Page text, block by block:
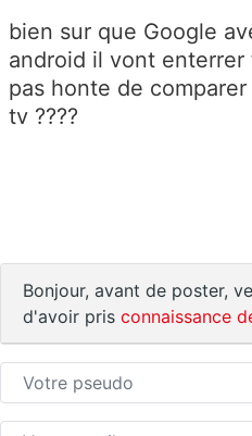
bien sur que Google
android il vont enterrer
pas honte de
tv ????
Bonjour, avant de poster,
d'avoir pris connaissance